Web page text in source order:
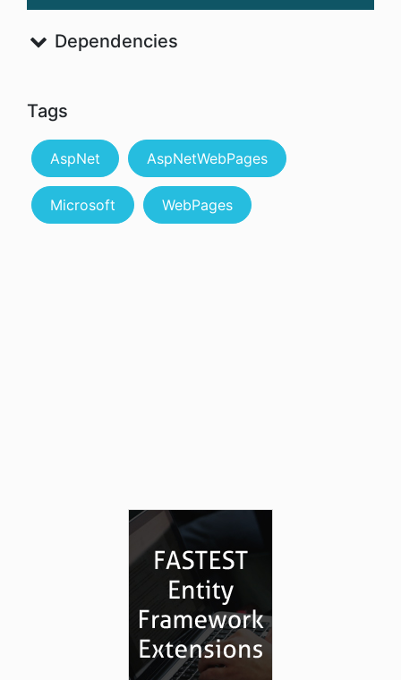
Dependencies
Tags
AspNet AspNetWebPages
Microsoft WebPages